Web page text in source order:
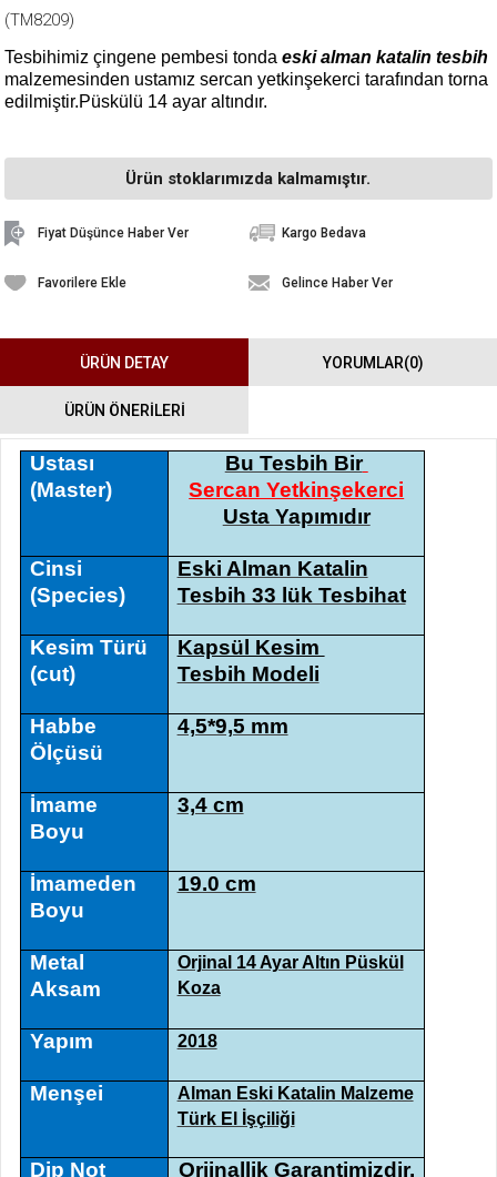
(TM8209)
Tesbihimiz çingene pembesi tonda eski alman katalin tesbih
malzemesinden ustamız sercan yetkinşekerci tarafından torna
edilmiştir.Püskülü 14 ayar altındır.
Ürün stoklarımızda kalmamıştır.
Fiyat Düşünce Haber Ver Kargo Bedava
Favorilere Ekle Gelince Haber Ver
ÜRÜN DETAY YORUMLAR(0)
ÜRÜN ÖNERILERI
Ustası
(Master)
Bu Tesbih Bir
Sercan Yetkinşekerci
Usta Yapımıdır
Cinsi
(Species)
Eski Alman Katalin
Tesbih 33 lük Tesbihat
Kesim Türü
(cut)
Kapsül Kesim
Tesbih Modeli
Habbe
Ölçüsü
4,5*9,5 mm
İmame
Boyu
3,4 cm
İmameden
Boyu
19.0 cm
Metal
Aksam
Orjinal 14 Ayar Altın Püskül
Koza
Yapım 2018
Menşei
Alman Eski Katalin Malzeme
Türk El İşçiliği
Dip Not Orjinallik Garantimizdir.